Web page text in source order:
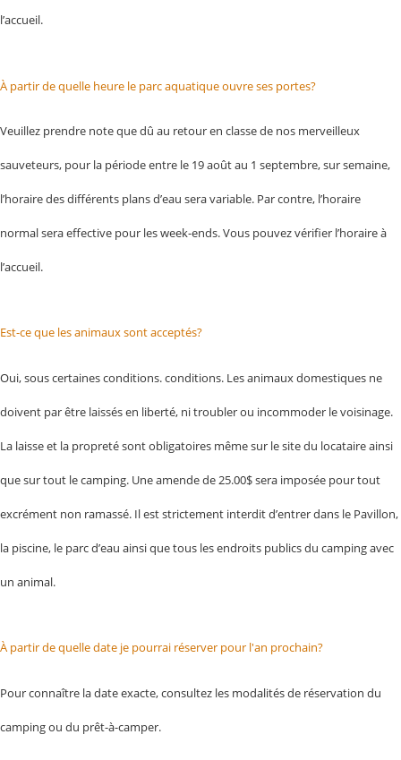
l’accueil.
À partir de quelle heure le parc aquatique ouvre ses portes?
Veuillez prendre note que dû au retour en classe de nos merveilleux
sauveteurs, pour la période entre le 19 août au 1 septembre, sur semaine,
l’horaire des différents plans d’eau sera variable. Par contre, l’horaire
normal sera effective pour les week-ends. Vous pouvez vérifier l’horaire à
l’accueil.
Est-ce que les animaux sont acceptés?
Oui, sous certaines conditions. conditions. Les animaux domestiques ne
doivent par être laissés en liberté, ni troubler ou incommoder le voisinage.
La laisse et la propreté sont obligatoires même sur le site du locataire ainsi
que sur tout le camping. Une amende de 25.00$ sera imposée pour tout
excrément non ramassé. Il est strictement interdit d’entrer dans le Pavillon,
la piscine, le parc d’eau ainsi que tous les endroits publics du camping avec
un animal.
À partir de quelle date je pourrai réserver pour l'an prochain?
Pour connaître la date exacte, consultez les modalités de réservation du
camping ou du prêt-à-camper.